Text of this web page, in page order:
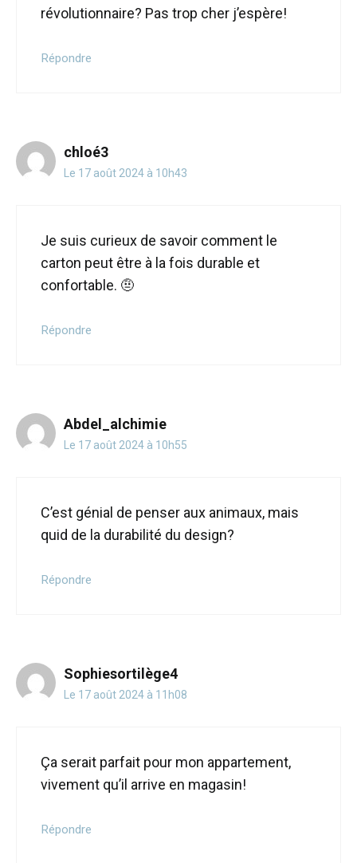
révolutionnaire? Pas trop cher j’espère!
Répondre
chloé3
Le 17 août 2024 à 10h43
Je suis curieux de savoir comment le
carton peut être à la fois durable et
confortable. 🤨
Répondre
Abdel_alchimie
Le 17 août 2024 à 10h55
C’est génial de penser aux animaux, mais
quid de la durabilité du design?
Répondre
Sophiesortilège4
Le 17 août 2024 à 11h08
Ça serait parfait pour mon appartement,
vivement qu’il arrive en magasin!
Répondre